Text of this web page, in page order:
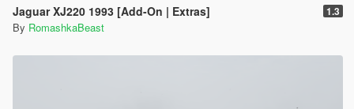
Jaguar XJ220 1993 [Add-On | Extras] 1.3
By RomashkaBeast